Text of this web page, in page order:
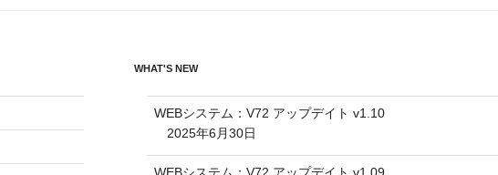
WHAT'S NEW
WEBシステム：V72 アップデイト v1.10
2025年6月30日